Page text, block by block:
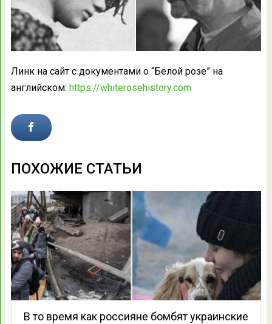
Линк на сайт с документами о “Белой розе” на
английском: https://whiterosehistory.com
ПОХОЖИЕ СТАТЬИ
В то время как россияне бомбят украинские